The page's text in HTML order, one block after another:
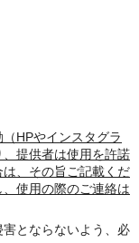
HPやインスタグラ
提供者は使用を許諾
、その旨ご記載くだ
使用の際のご連絡は
とならないよう、必